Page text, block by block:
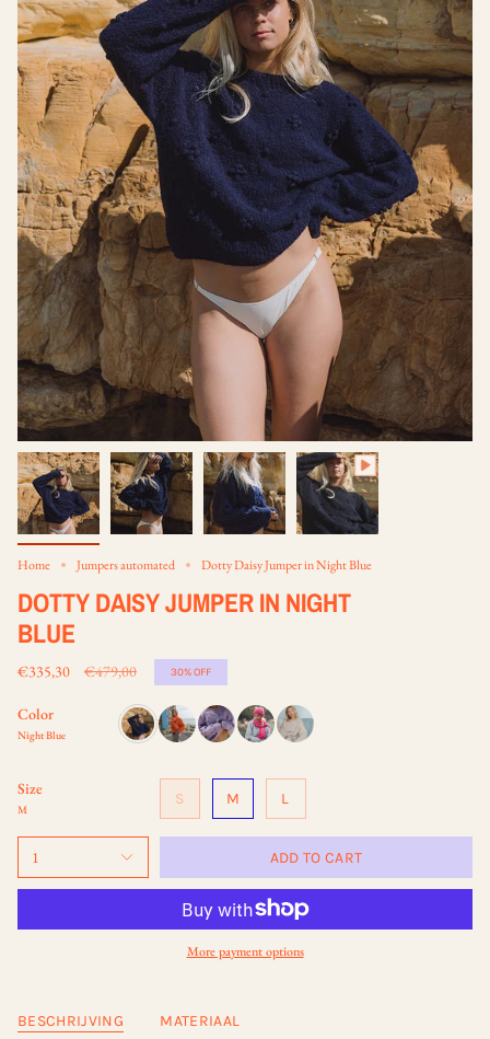
Home Jumpers automated Dotty Daisy Jumper in Night Blue
DOTTY DAISY JUMPER IN NIGHT
BLUE
€335,30
Regular
€479,00 30%OFF
Color
Night Blue
Size
M
S M L
1 ADD TO CART
More payment options
BESCHRIJVING MATERIAAL